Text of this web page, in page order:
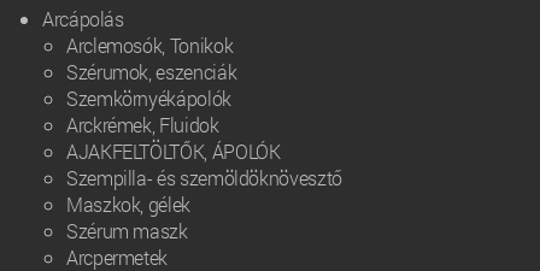
Arcápolás
Arclemosók, Tonikok
Szérumok, eszenciák
Szemkörnyékápolók
Arckrémek, Fluidok
AJAKFELTÖLTŐK, ÁPOLÓK
Szempilla- és szemöldöknövesztő
Maszkok, gélek
Szérum maszk
Arcpermetek